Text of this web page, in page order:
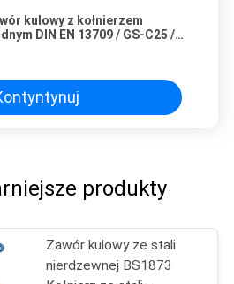
kulowy z kołnierzem
DIN EN 13709 / GS-C25 /
produkty
Zawór kulowy ze stali
nierdzewnej BS1873